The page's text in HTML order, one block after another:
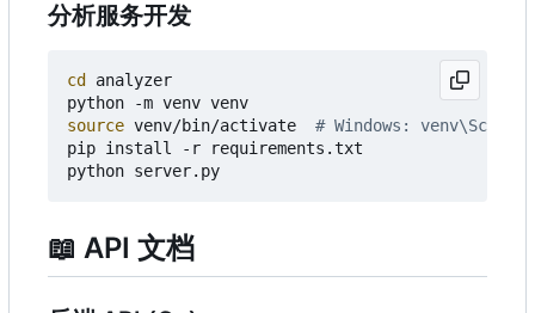
分析服务开发
cd
analyzer
source venv/bin/activate # Windows:
pip install -r requirements.txt
📖 API 文档